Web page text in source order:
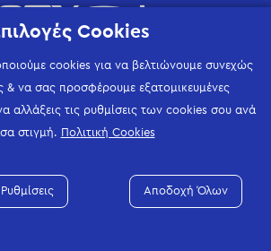
Cookies
cookies για να βελτιώνουμε συνεχώς
& να σας προσφέρουμε εξατομικευμένες
αλλάξεις τις ρυθμίσεις των cookies σου ανά
στιγμή. Πολιτική Cookies
Αποδοχή Όλων